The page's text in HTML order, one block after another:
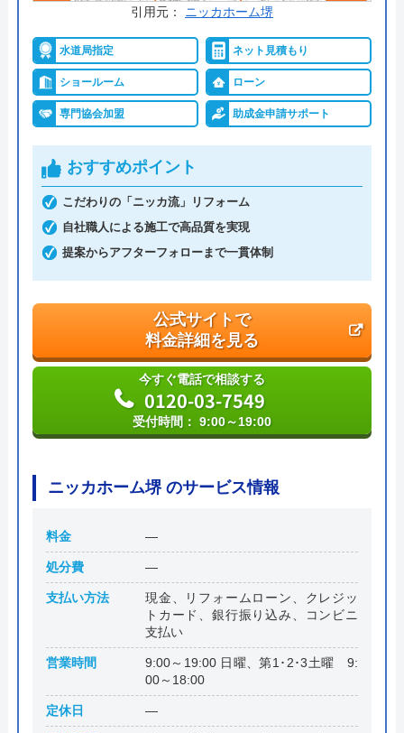
創業・設立 平成21年5月1日設立
本社所在地
〒556-0014
大阪府大阪市浪速区大国2丁目1番6号
引用元： ニッカホーム堺
水道局指定 ネット見積もり
ショールーム ローン
専門協会加盟 助成金申請サポート
おすすめポイント
こだわりの「ニッカ流」リフォーム
自社職人による施工で高品質を実現
提案からアフターフォローまで一貫体制
公式サイトで
料金詳細を見る
今すぐ電話で相談する
0120-03-7549
受付時間： 9:00～19:00
ニッカホーム堺 のサービス情報
料金 ―
処分費 ―
支払い方法
現金、リフォームローン、クレジッ
トカード、銀行振り込み、コンビニ
支払い
営業時間
9:00～19:00 日曜、第1･2･3土曜 9:
00～18:00
定休日 ―